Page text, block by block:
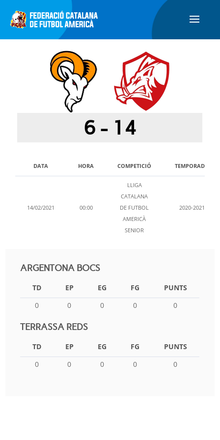
6 - 14
DATA HORA COMPETICIÓ TEMPORADA
14/02/2021 00:00
LLIGA
CATALANA
DE FUTBOL
AMERICÀ
SENIOR
2020-2021
ARGENTONA BOCS
TD EP EG FG
PUNTS
0
0 0 0 0
TERRASSA REDS
TD EP EG FG
PUNTS
0
0 0 0 0